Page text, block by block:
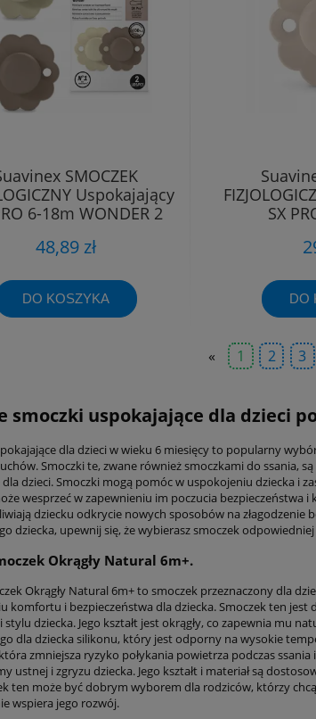
SMOCZEK
Uspokajający
6-18m WONDER 2
48,89 zł
DO KOSZYKA
SX
DO
« 1 2 3
smoczki uspokajające dla dzieci
dla dzieci w wieku 6 miesięcy to popularny
Smoczki te, zwane również smoczkami do ssania,
dla dzieci. Smoczki mogą pomóc w uspokojeniu dziecka i
wesprzeć w zapewnieniu im poczucia
dziecku odkrycie nowych sposobów na złagodzenie
dziecka, upewnij się, że wybierasz smoczek
Okrągły Natural 6m+.
Okrągły Natural 6m+ to smoczek przeznaczony dla
komfortu i bezpieczeństwa dla dziecka. Smoczek ten
stylu dziecka. Jego kształt jest okrągły, co zapewnia mu
dla dziecka silikonu, który jest odporny na wysokie
zmniejsza ryzyko połykania powietrza podczas
ustnej i zgryzu dziecka. Jego kształt i materiał są
ten może być dobrym wyborem dla rodziców, którzy
wspiera jego rozwój.